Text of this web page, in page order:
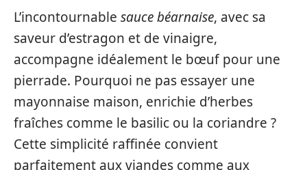
L’incontournable sauce béarnaise, avec sa
saveur d’estragon et de vinaigre,
accompagne idéalement le bœuf pour une
pierrade. Pourquoi ne pas essayer une
mayonnaise maison, enrichie d’herbes
fraîches comme le basilic ou la coriandre ?
Cette simplicité raffinée convient
parfaitement aux viandes comme aux